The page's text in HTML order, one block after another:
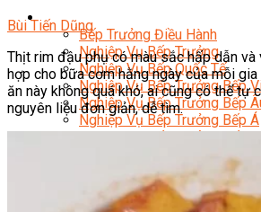
Đầu Bếp
Bếp Trưởng Điều Hành
Nghiệp Vụ Bếp Trưởng
Nghiệp Vụ Bếp Quốc Tế
Nghiệp Vụ Bếp Trưởng Bếp
Nghiệp Vụ Bếp Trưởng Bếp
Nghiệp Vụ Bếp Trưởng Bếp Á
Nghiệp Vụ Bếp Trưởng Bếp
Nghiệp Vụ Bếp Trưởng Bếp
Nghiệp Vụ Bếp Hàn
Nghiệp Vụ Bếp Thái
Nghiệp Vụ Bếp Chay
Bùi Tiến Dũng
Thịt rim đậu phụ có màu sắc hấp dẫn
hợp cho bữa cơm hằng ngày của mỗi gia
ăn này không quá khó, ai cũng có thể tự
nguyên liệu đơn giản, dễ tìm.